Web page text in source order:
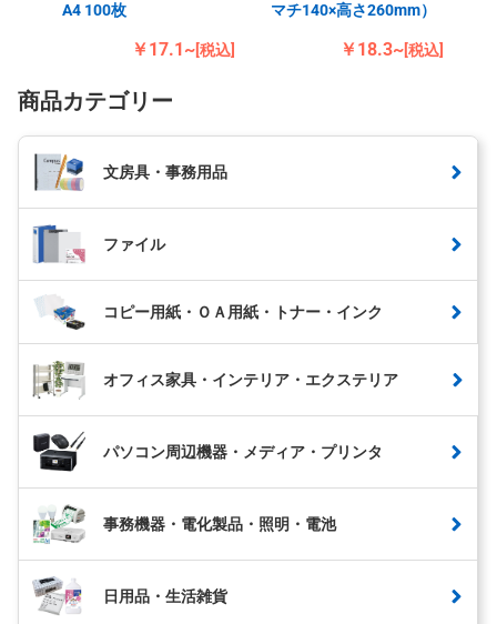
A4 100枚
￥17.1~[税込]
マチ140×高さ260mm）
￥18.3~[税込]
商品カテゴリー
文房具・事務用品
ファイル
コピー用紙・ＯＡ用紙・トナー・インク
オフィス家具・インテリア・エクステリア
パソコン周辺機器・メディア・プリンタ
事務機器・電化製品・照明・電池
日用品・生活雑貨